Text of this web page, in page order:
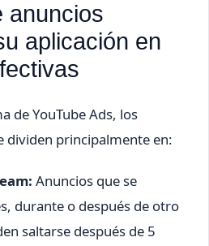
anuncios
aplicación en
de YouTube Ads, los
dividen principalmente en:
Anuncios que se
durante o después de otro
saltarse después de 5